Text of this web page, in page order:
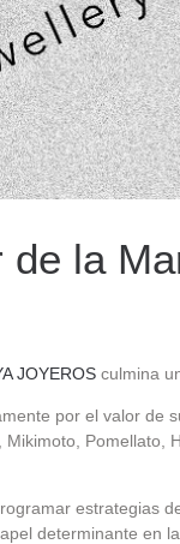
de la
JOYEROS culmina
por el valor de
Pomellato,
estrategias
determinante en